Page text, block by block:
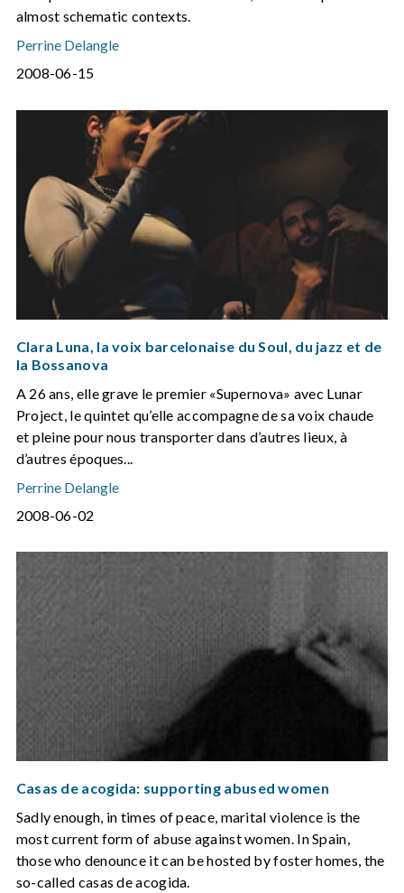
almost schematic contexts.
Perrine Delangle
2008-06-15
Clara Luna, la voix barcelonaise du Soul, du jazz et de
la Bossanova
A 26 ans, elle grave le premier «Supernova» avec Lunar
Project, le quintet qu’elle accompagne de sa voix chaude
et pleine pour nous transporter dans d’autres lieux, à
d’autres époques...
Perrine Delangle
2008-06-02
Casas de acogida: supporting abused women
Sadly enough, in times of peace, marital violence is the
most current form of abuse against women. In Spain,
those who denounce it can be hosted by foster homes, the
so-called casas de acogida.